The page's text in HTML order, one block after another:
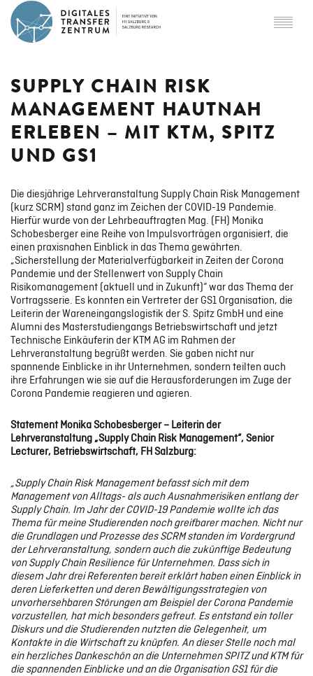
Partner
Digital Twins
Smart Logistics & Mobility
Digitale Geschäftsmodelle & Smart Services
Kollaborative Fertigung
ERGEBNISSE
SUPPLY CHAIN RISK
MANAGEMENT HAUTNAH
ERLEBEN – MIT KTM, SPITZ
UND GS1
Die diesjährige Lehrveranstaltung Supply Chain Risk Management
(kurz SCRM) stand ganz im Zeichen der COVID-19 Pandemie.
Hierfür wurde von der Lehrbeauftragten Mag. (FH) Monika
Schobesberger eine Reihe von Impulsvorträgen organisiert, die
einen praxisnahen Einblick in das Thema gewährten.
„Sicherstellung der Materialverfügbarkeit in Zeiten der Corona
Pandemie und der Stellenwert von Supply Chain
Risikomanagement (aktuell und in Zukunft)“ war das Thema der
Vortragsserie. Es konnten ein Vertreter der GS1 Organisation, die
Leiterin der Wareneingangslogistik der S. Spitz GmbH und eine
Alumni des Masterstudiengangs Betriebswirtschaft und jetzt
Technische Einkäuferin der KTM AG im Rahmen der
Lehrveranstaltung begrüßt werden. Sie gaben nicht nur
spannende Einblicke in ihr Unternehmen, sondern teilten auch
ihre Erfahrungen wie sie auf die Herausforderungen im Zuge der
Corona Pandemie reagieren und agieren.
Statement Monika Schobesberger – Leiterin der
Lehrveranstaltung „Supply Chain Risk Management“, Senior
Lecturer, Betriebswirtschaft, FH Salzburg:
„Supply Chain Risk Management befasst sich mit dem
Management von Alltags- als auch Ausnahmerisiken entlang der
Supply Chain. Im Jahr derCOVID-19 Pandemie wollte ich das
Thema für meine Studierenden noch greifbarer machen. Nicht nur
die Grundlagen und Prozesse des SCRM standen im Vordergrund
der Lehrveranstaltung, sondern auch die zukünftige Bedeutung
von Supply Chain Resilience für Unternehmen. Dass sich in
diesem Jahr drei Referenten bereit erklärt haben einen Einblick in
deren Lieferketten und deren Bewältigungsstrategien von
unvorhersehbaren Störungen am Beispiel der Corona Pandemie
vorzustellen, hat mich besonders gefreut. Es entstand ein toller
Diskurs und die Studierenden nutzten die Gelegenheit, um
Kontakte in die Wirtschaft zu knüpfen. An dieser Stelle noch mal
ein herzliches Dankeschön an die Unternehmen SPITZ und KTM für
die spannenden Einblicke und an die Organisation GS1 für die